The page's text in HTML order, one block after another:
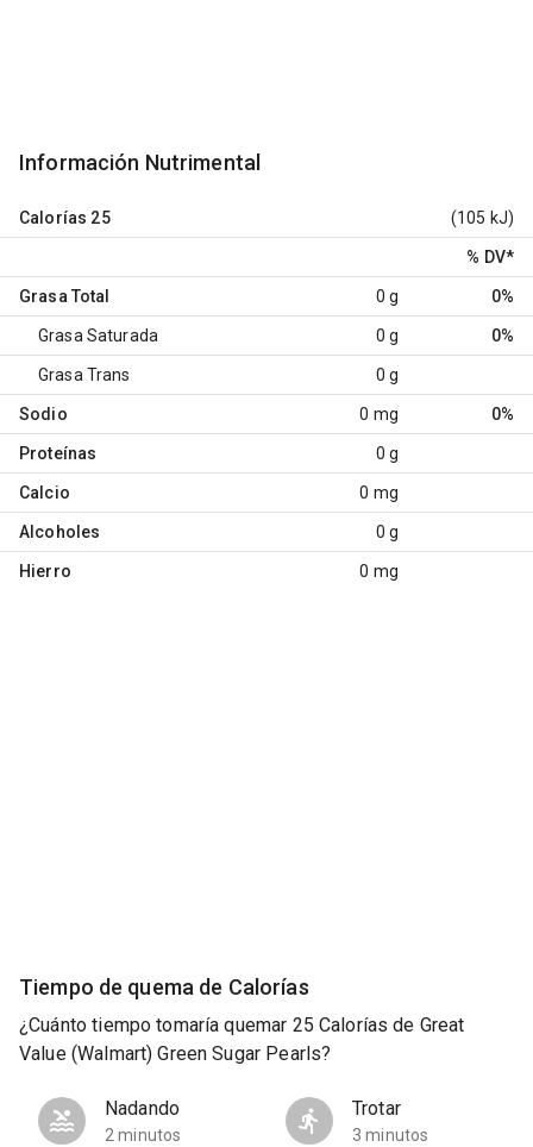
Información Nutrimental
Calorías 25 (105 kJ)
% DV*
Grasa Total 0 g 0%
Grasa Saturada 0 g 0%
Grasa Trans 0 g
Sodio 0 mg 0%
Proteínas 0 g
Calcio 0 mg
Alcoholes 0 g
Hierro 0 mg
Tiempo de quema de Calorías
¿Cuánto tiempo tomaría quemar 25 Calorías de Great
Value (Walmart) Green Sugar Pearls?
Nadando
2 minutos
Trotar
3 minutos